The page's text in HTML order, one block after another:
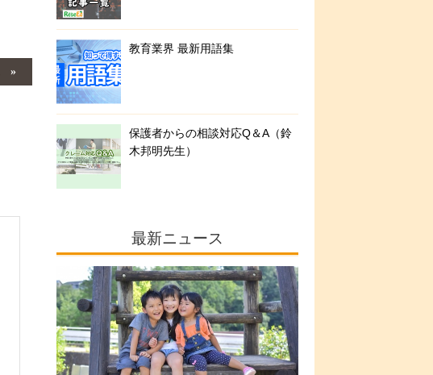
教育業界 最新用語集
保護者からの相談対応Q＆A（鈴
木邦明先生）
最新ニュース